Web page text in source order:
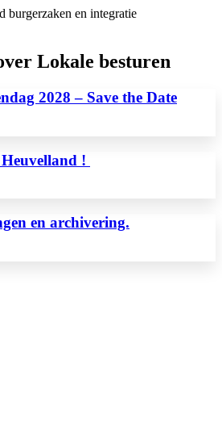
burgerzaken en integratie
Lokale besturen
2028 – Save the Date
!
en archivering.